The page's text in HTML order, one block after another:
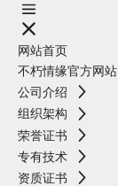
网站首页
不朽情缘官方网站
公司介绍
组织架构
荣誉证书
专有技术
资质证书